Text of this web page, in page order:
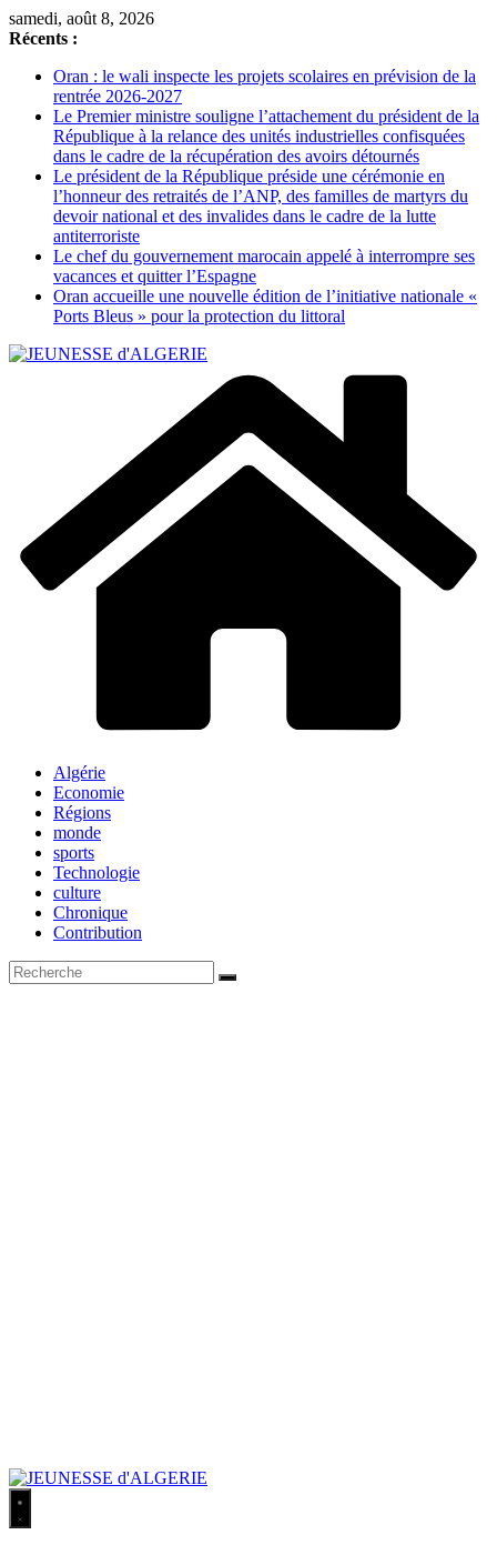
Passer
au
samedi, août 8, 2026
Récents :
Oran : le wali inspecte les projets scolaires en prévision de la
rentrée 2026-2027
Le Premier ministre souligne l’attachement du président de la
République à la relance des unités industrielles confisquées
dans le cadre de la récupération des avoirs détournés
Le président de la République préside une cérémonie en
l’honneur des retraités de l’ANP, des familles de martyrs du
devoir national et des invalides dans le cadre de la lutte
antiterroriste
Le chef du gouvernement marocain appelé à interrompre ses
vacances et quitter l’Espagne
Oran accueille une nouvelle édition de l’initiative nationale «
Ports Bleus » pour la protection du littoral
Algérie
Economie
Régions
monde
sports
Technologie
culture
Chronique
Contribution